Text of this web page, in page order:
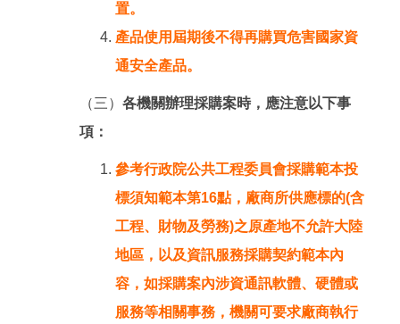
置。
產品使用屆期後不得再購買危害國家資
通安全產品。
（三） 各機關辦理採購案時，應注意以下事
項：
參考行政院公共工程委員會採購範本投
標須知範本第16點，廠商所供應標的(含
工程、財物及勞務)之原產地不允許大陸
地區，以及資訊服務採購契約範本內
容，如採購案內涉資通訊軟體、硬體或
服務等相關事務，機關可要求廠商執行